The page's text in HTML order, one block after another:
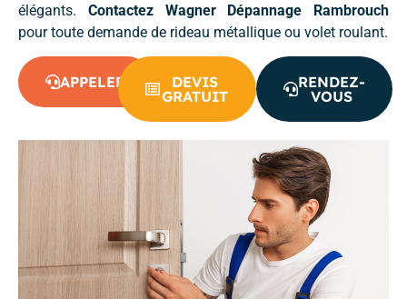
élégants. Contactez Wagner Dépannage Rambrouch
pour toute demande de rideau métallique ou volet roulant.
APPELER
DEVIS
GRATUIT
RENDEZ-
VOUS